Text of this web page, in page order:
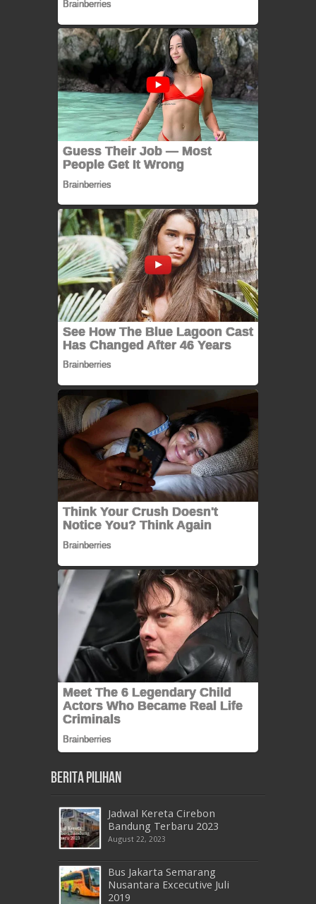
Berita Pilihan
Jadwal Kereta Cirebon
Bandung Terbaru 2023
August 22, 2023
Bus Jakarta Semarang
Nusantara Excecutive Juli
2019